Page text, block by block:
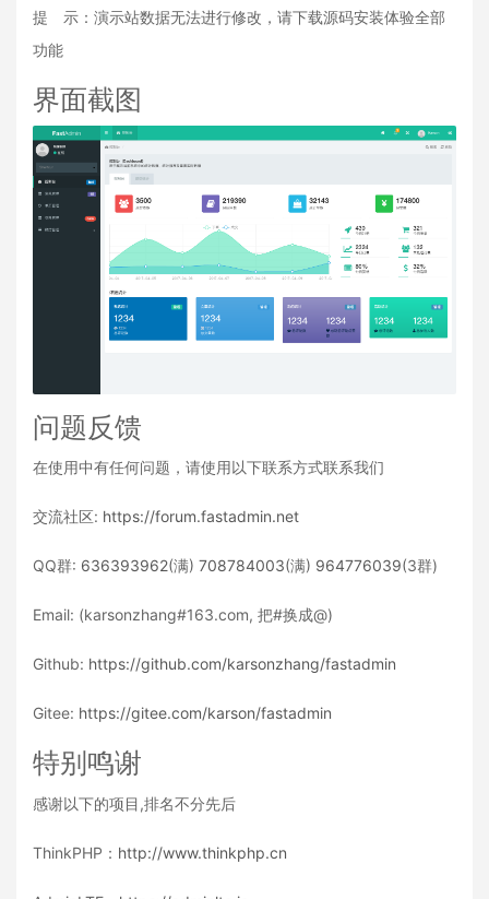
提 示：演示站数据无法进行修改，请下载源码安装体验全部
功能
界面截图
问题反馈
在使用中有任何问题，请使用以下联系方式联系我们
交流社区: https://forum.fastadmin.net
QQ群: 636393962(满) 708784003(满) 964776039(3群)
Email: (karsonzhang#163.com, 把#换成@)
Github: https://github.com/karsonzhang/fastadmin
Gitee: https://gitee.com/karson/fastadmin
特别鸣谢
感谢以下的项目,排名不分先后
ThinkPHP： http://www.thinkphp.cn